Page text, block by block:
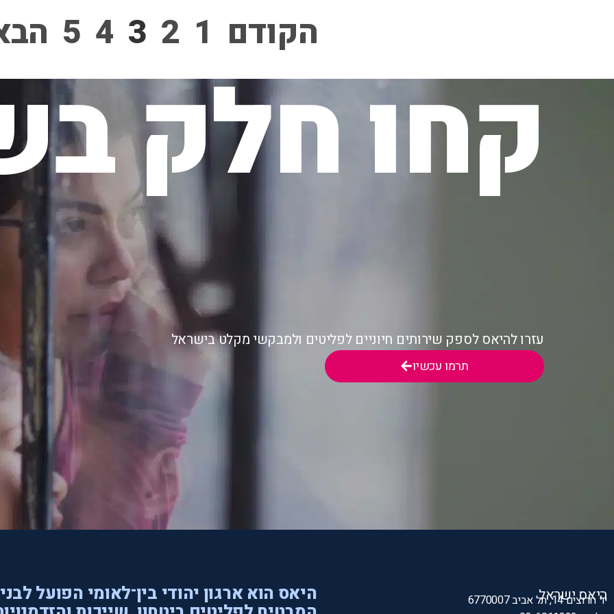
הקודם 1
2
3
4
5
קחו חלק
עזרו להיאס לספק שירותים חיוניים לפליטים ולמבקשי מקלט בישראל
תרמו עכשיו
היאס ישראל
יד חרוצים 14, תל אביב 6770007
היאס הוא ארגון יהודי בין־לאומי הפועל